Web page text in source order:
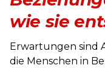
wie sie
Erwartungen sind
die Menschen in